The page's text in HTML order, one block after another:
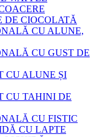
DE CIOCOLATĂ
CU ALUNE,
CU GUST DE
CU ALUNE ȘI
CU TAHINI DE
CU FISTIC
CU LAPTE